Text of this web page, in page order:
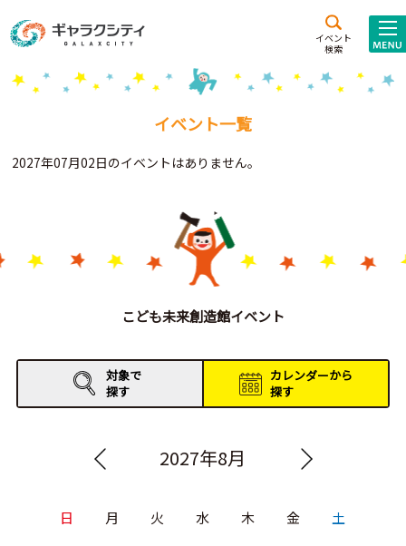
イベント
検索
施設案内
こども
西新井
施設･
Gがくえん
お知らせ
イベントレポート
イベント一覧
2027年07月02日のイベントはありません。
こども未来創造館イベント
対象で
探す
カレンダーから
探す
2027年8月
日 月 火 水 木 金 土